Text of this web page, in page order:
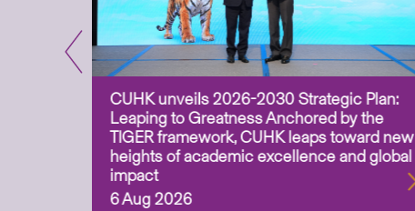
CUHK unveils 2026-2030 Strategic Plan:
Leaping to Greatness Anchored by the
TIGER framework, CUHK leaps toward new
heights of academic excellence and global
impact
6 Aug 2026